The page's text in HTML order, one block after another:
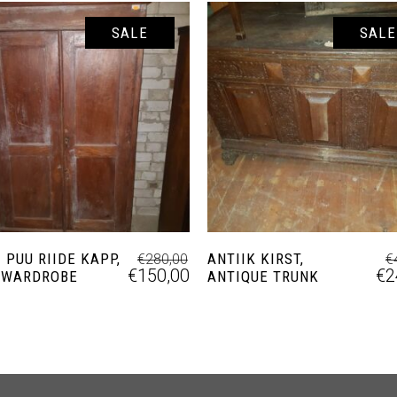
SALE
ADD TO CART
RIIDE KAPP,
€280,00
€150,00
SALE
ADD TO CART
ANTIIK KIRST,
ANTIQUE TRUNK
€
€